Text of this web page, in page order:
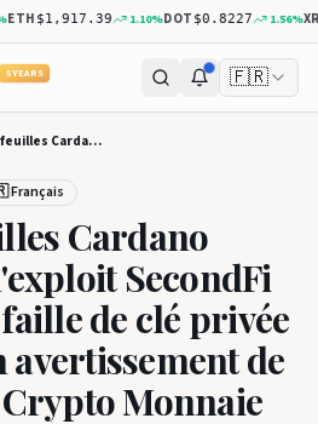
$1,917.39 1.10%DOT$0.8227 1.56%XRP
5 YEARS 🇫🇷
Les portefeuilles Cardano touchés par l'exploit SecondFi alors qu'une faille de clé privée déclenche un avertissement de sécurité - La Crypto Monnaie
Cardano
SecondFi
de clé privée
avertissement de
Monnaie